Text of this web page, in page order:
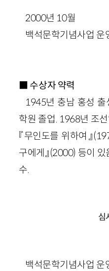
2000년 10월
백석문학기념사업 운
■ 수상자 약력
1945년 충남 홍성 출
학원 졸업. 1968년 조
『무인도를 위하여』
구에게』(2000) 등이
수.
심
백석문학기념사업